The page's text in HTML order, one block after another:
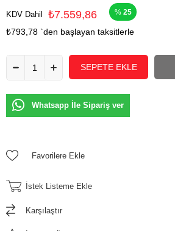
KDV Dahil ₺7.559,86 25
₺793,78 `den başlayan taksitlerle
Whatsapp İle Sipariş ver
Favorilere Ekle
İstek Listeme Ekle
Karşılaştır